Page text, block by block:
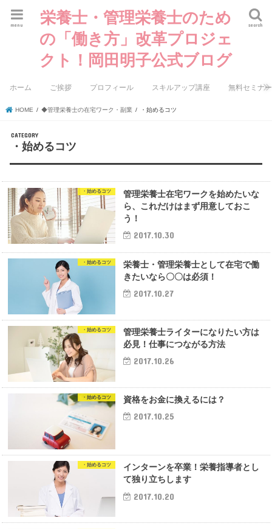
栄養士・管理栄養士のため
の「働き方」改革プロジェ
クト！岡田明子公式ブログ
search
menu
ホーム ご挨拶 プロフィール スキルアップ講座 無料セミナー
HOME ◆管理栄養士の在宅ワーク・副業 ・始めるコツ
・始めるコツ
・始めるコツ
管理栄養士在宅ワークを始めたいな
ら、これだけはまず用意しておこ
う！
2017.10.30
・始めるコツ
栄養士・管理栄養士として在宅で働
きたいなら〇〇は必須！
2017.10.27
・始めるコツ
管理栄養士ライターになりたい方は
必見！仕事につながる方法
2017.10.26
・始めるコツ 資格をお金に換えるには？
2017.10.25
・始めるコツ
インターンを卒業！栄養指導者とし
て独り立ちします
2017.10.20